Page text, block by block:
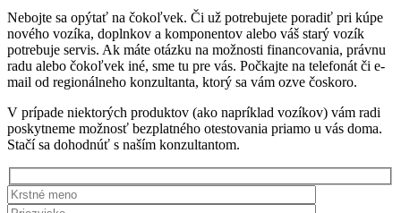
Nebojte sa opýtať na čokoľvek. Či už potrebujete poradiť pri kúpe
nového vozíka, doplnkov a komponentov alebo váš starý vozík
potrebuje servis. Ak máte otázku na možnosti financovania, právnu
radu alebo čokoľvek iné, sme tu pre vás. Počkajte na telefonát či e-
mail od regionálneho konzultanta, ktorý sa vám ozve čoskoro.
V prípade niektorých produktov (ako napríklad vozíkov) vám radi
poskytneme možnosť bezplatného otestovania priamo u vás doma.
Stačí sa dohodnúť s naším konzultantom.